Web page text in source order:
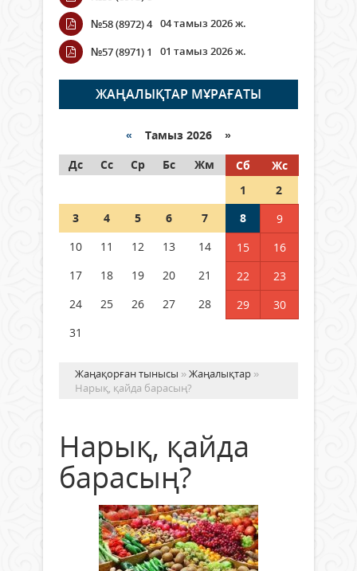
06 тамыз 2026 ж.
Wi-Fi ҚАБЫРҒА АРҚЫЛЫ ҚАЛАЙ
ӨТЕДІ?
06 тамыз 2026 ж. 265
граждане Казахстана,
05 тамыз 2026 ж. 146
Шетелде жүрген Қазақстан
азаматтары қалай дауыс бере
№58 (8972) 4 04 тамыз 2026 ж.
№57 (8971) 1
01 тамыз 2026 ж.
ЖАҢАЛЫҚТАР МҰРАҒАТЫ
« Тамыз 2026 »
Дс
Сс Ср Бс Жм Сб
Жс
1
2
3
4 5 6 7 8
9
10
11 12 13 14 15
16
17
18 19 20 21 22
23
24
25 26 27 28 29
30
31
Жаңақорған тынысы »Жаңалықтар »
Нарық, қайда барасың?
Нарық, қайда
барасың?